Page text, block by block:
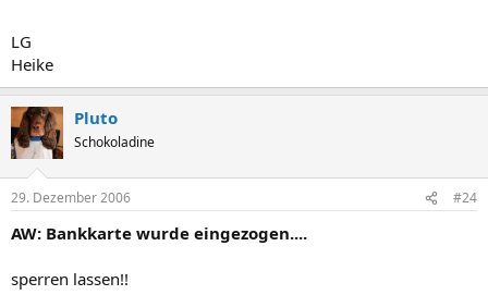
LG
Heike
Pluto
Schokoladine
29. Dezember 2006 #24
AW: Bankkarte wurde eingezogen....
sperren lassen!!